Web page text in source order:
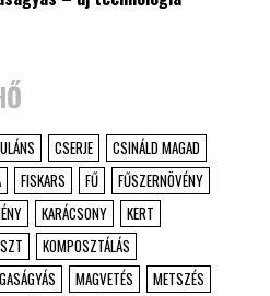
CSERJE
CSINÁLD MAGAD
FISKARS FŰ
FŰSZERNÖVÉNY
KARÁCSONY
KERT
KOMPOSZTÁLÁS
MAGVETÉS
METSZÉS